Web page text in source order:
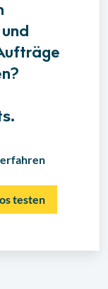
testen